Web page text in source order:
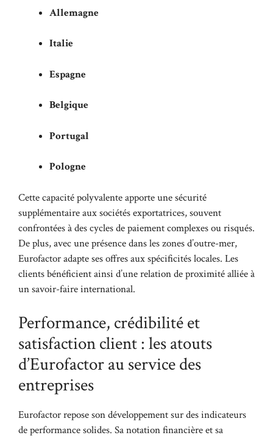
Allemagne
Italie
Espagne
Belgique
Portugal
Pologne
Cette capacité polyvalente apporte une sécurité
supplémentaire aux sociétés exportatrices, souvent
confrontées à des cycles de paiement complexes ou risqués.
De plus, avec une présence dans les zones d’outre-mer,
Eurofactor adapte ses offres aux spécificités locales. Les
clients bénéficient ainsi d’une relation de proximité alliée à
un savoir-faire international.
Performance, crédibilité et
satisfaction client : les atouts
d’Eurofactor au service des
entreprises
Eurofactor repose son développement sur des indicateurs
de performance solides. Sa notation financière et sa